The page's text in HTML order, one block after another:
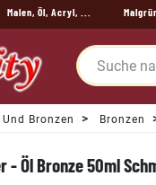
Malen, Öl, Acryl, ...
Bronzen Bronzen
- Öl Bronze 50ml